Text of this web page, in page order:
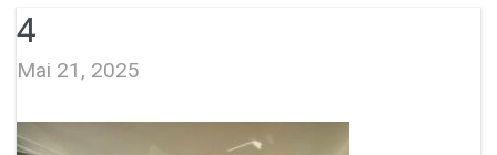
4
Mai 21, 2025